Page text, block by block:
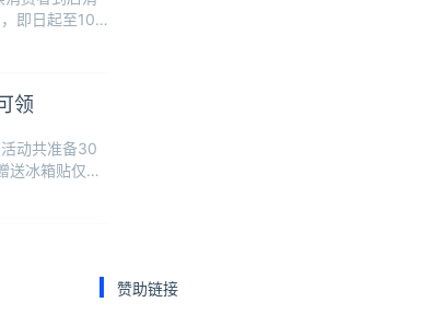
即日起至10
领
动共准备30
送冰箱贴仅是
赞助链接